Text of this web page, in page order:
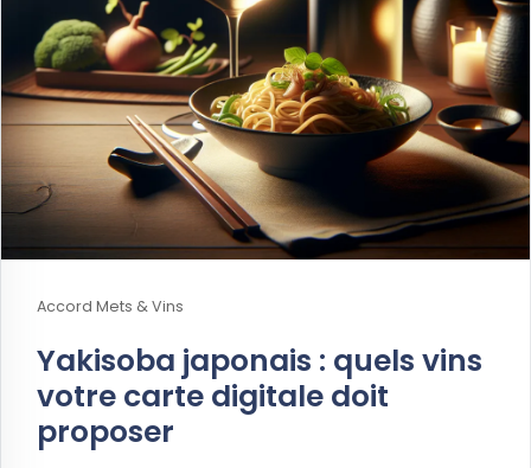
Accord Mets & Vins
Yakisoba japonais : quels vins
votre carte digitale doit
proposer